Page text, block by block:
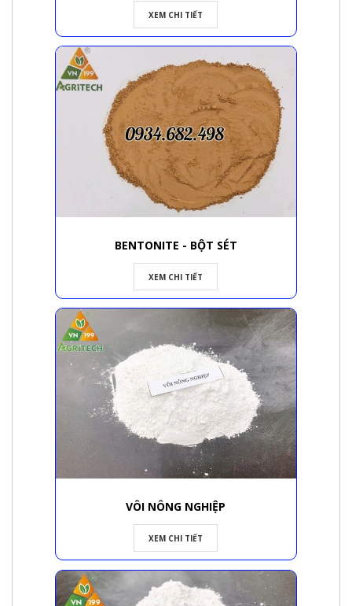
XEM CHI TIẾT
BENTONITE - BỘT SÉT
XEM CHI TIẾT
VÔI NÔNG NGHIỆP
XEM CHI TIẾT